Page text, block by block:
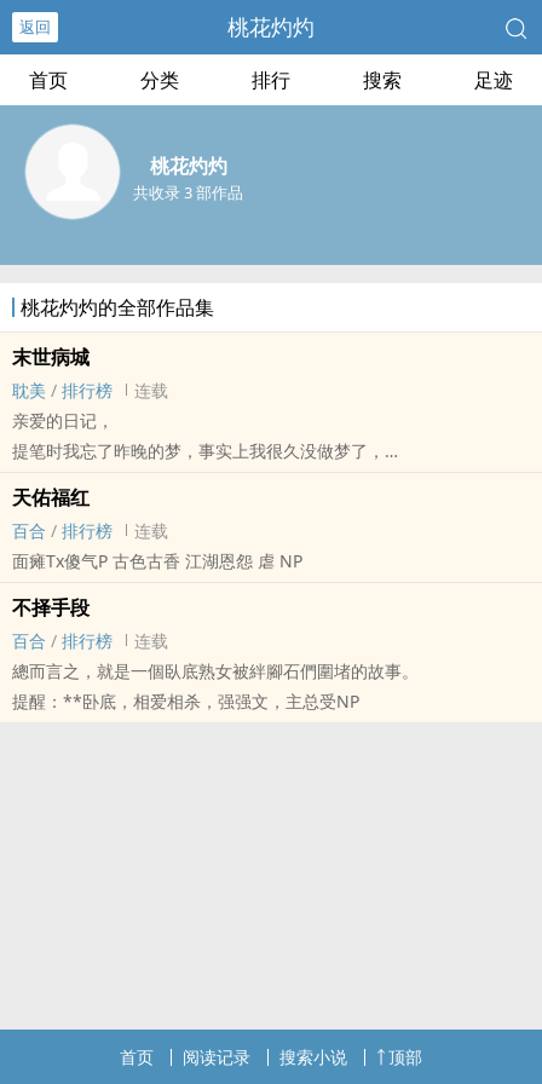
返回 桃花灼灼
首页 分类 排行 搜索 足迹
桃花灼灼
共收录 3 部作品
桃花灼灼的全部作品集
末世病城
耽美 / 排行榜
连载
亲爱的日记，
提笔时我忘了昨晚的梦，事实上我很久没做梦了，
谁会在乎过了多久，日子已经不能再糟了，不是吗？
我们不再庆生和过节，没有圣诞树和礼物，
没有贵得离谱的蛋糕和吵吵闹闹的鼻涕虫小鬼……
好吧，我有点想念那些烦人的小鬼，但又如何？
这世上已没有真正的’人类’，是的，曾经主宰一切的’人类’，
用母亲的话来说，我们是踩着亲人和朋友血肉存活下来的罪犯，
在走到尽头的黑白世界中持续挖掘希望的亡徒者，
天佑福红
百合 / 排行榜
连载
面瘫Tx傻气P 古色古香 江湖恩怨 虐 NP
不择手段
百合 / 排行榜
连载
總而言之，就是一個臥底熟女被絆腳石們圍堵的故事。
提醒：**卧底，相爱相杀，强强文，主总受NP
首页 阅读记录 搜索小说 顶部